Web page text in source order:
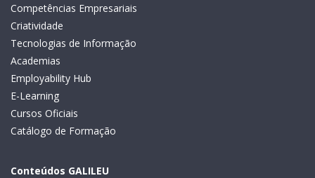
Competências Empresariais
Criatividade
Tecnologias de Informação
Academias
Employability Hub
E-Learning
Cursos Oficiais
Catálogo de Formação
Conteúdos GALILEU